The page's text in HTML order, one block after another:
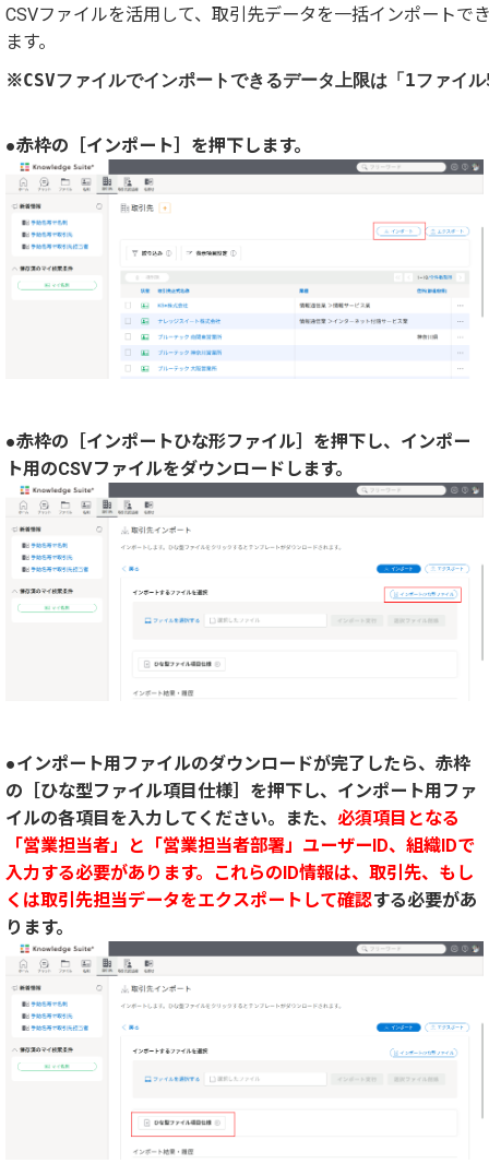
CSVファイルを活用して、取引先データを一括インポートで
ます。
※CSVファイルでインポートできるデータ上限は「1ファイ
●赤枠の［インポート］を押下します。
●赤枠の［インポートひな形ファイル］を押下し、インポー
ト用のCSVファイルをダウンロードします。
●インポート用ファイルのダウンロードが完了したら、赤枠
の［ひな型ファイル項目仕様］を押下し、インポート用ファ
イルの各項目を入力してください。また、 必須項目となる
「営業担当者」と「営業担当者部署」ユーザーID、組織IDで
入力する必要があります。これらのID情報は、取引先、もし
くは取引先担当データをエクスポートして確認する必要があ
ります。